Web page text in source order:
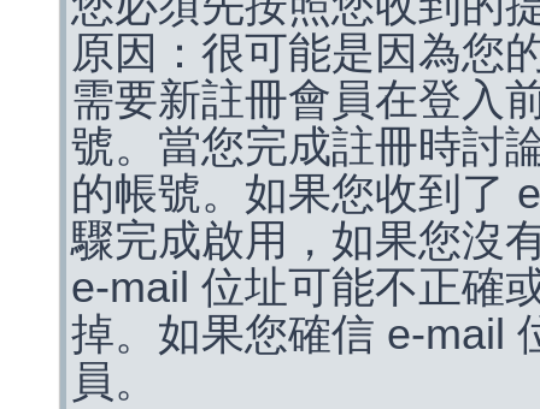
原因：很可能是因為您
需要新註冊會員在登入
號。當您完成註冊時討
的帳號。如果您收到了
驟完成啟用，如果您沒
e-mail 位址可能不正確
掉。如果您確信 e-mail
員。